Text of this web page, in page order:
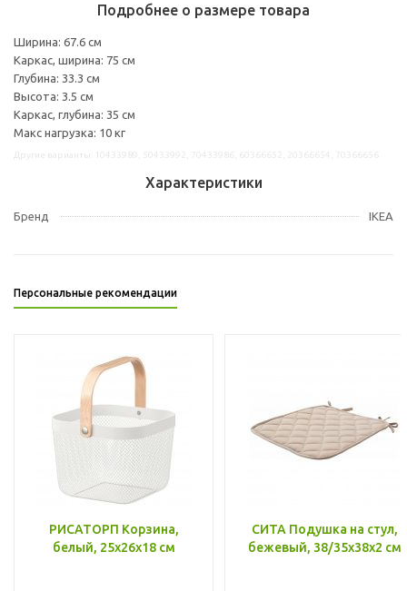
Подробнее о размере товара
Ширина: 67.6 см
Каркас, ширина: 75 см
Глубина: 33.3 см
Высота: 3.5 см
Каркас, глубина: 35 см
Макс нагрузка: 10 кг
Характеристики
Бренд IKEA
Персональные рекомендации
РИСАТОРП Корзина,
белый, 25x26x18 см
СИТА Подушка на стул,
бежевый, 38/35x38x2 см